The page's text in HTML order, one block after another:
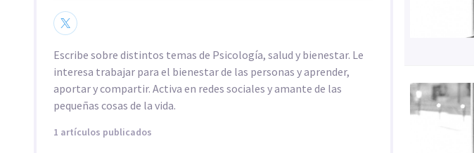
Escribe sobre distintos temas de Psicología, salud y bienestar. Le
interesa trabajar para el bienestar de las personas y aprender,
aportar y compartir. Activa en redes sociales y amante de las
pequeñas cosas de la vida.
1 artículos publicados